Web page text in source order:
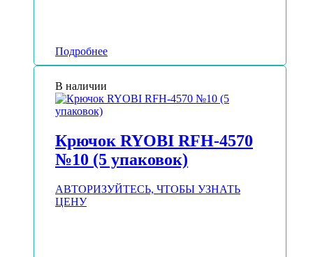
Подробнее
В наличии
Крючок RYOBI RFH-4570
№10 (5 упаковок)
АВТОРИЗУЙТЕСЬ, ЧТОБЫ УЗНАТЬ
ЦЕНУ